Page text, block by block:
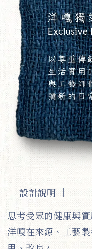
｜ 設計說明 ｜
思考受眾的健康與實
洋嘎在來源、工藝